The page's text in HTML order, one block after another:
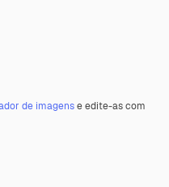
de imagense edite-as com